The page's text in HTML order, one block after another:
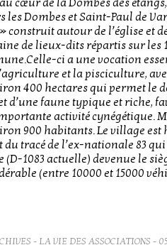
cœur de la Dombes des
les Dombes et Saint-Paul de
construit autour de l’église et
de lieux-dits répartis sur les
ci a une vocation
et la pisciculture,
400 hectares qui permet le
d’une faune typique et riche,
activité cynégétique.
900 habitants. Le village
du tracé de l’ex-nationale 83
(D-1083 actuelle) devenue le
(entre 10000 et 15000
- LA VIE DES ASSOCIATIONS -